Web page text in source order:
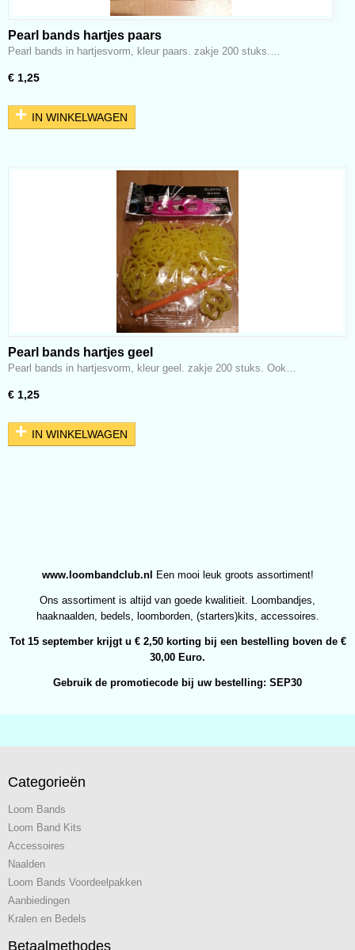
Pearl bands hartjes paars
Pearl bands in hartjesvorm, kleur paars. zakje 200 stuks.…
€ 1,25
IN WINKELWAGEN
Pearl bands hartjes geel
Pearl bands in hartjesvorm, kleur geel. zakje 200 stuks. Ook…
€ 1,25
IN WINKELWAGEN
www.loombandclub.nl Een mooi leuk groots assortiment!
Ons assortiment is altijd van goede kwalitieit. Loombandjes,
haaknaalden, bedels, loomborden, (starters)kits, accessoires.
Tot 15 september krijgt u € 2,50 korting bij een bestelling boven de €
30,00 Euro.
Gebruik de promotiecode bij uw bestelling: SEP30
Categorieën
Loom Bands
Loom Band Kits
Accessoires
Naalden
Loom Bands Voordeelpakken
Aanbiedingen
Kralen en Bedels
Betaalmethodes